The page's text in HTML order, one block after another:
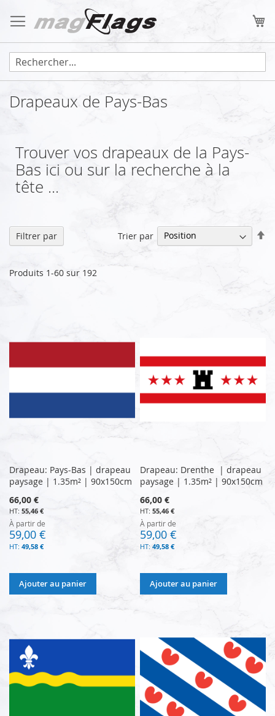
au
contenu
Drapeaux de Pays-Bas
Trouver vos drapeaux de la Pays-
Bas ici ou sur la recherche à la
tête ...
Produits 1-60 sur 192
Trier par
Drapeau: Pays-Bas | drapeau
paysage | 1.35m² | 90x150cm
66,00 €
55,46 €
À partir de
59,00 €
49,58 €
Ajouter au panier
Drapeau: Drenthe | drapeau
paysage | 1.35m² | 90x150cm
66,00 €
55,46 €
À partir de
59,00 €
49,58 €
Ajouter au panier
Filtrer par